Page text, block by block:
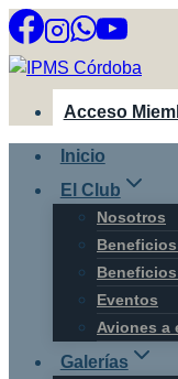
Saltar
al
contenido
Acceso
Inicio
El Club
Nosotros
Eventos
Aviones a
Galerías